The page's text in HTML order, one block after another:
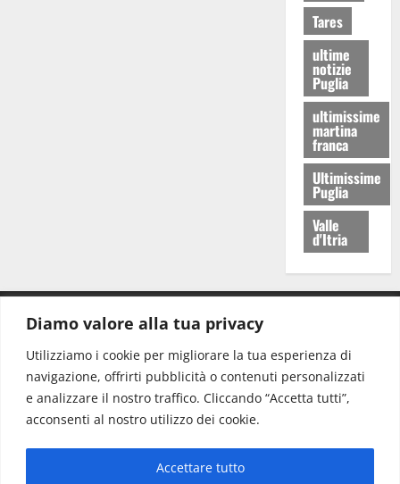
Diamo valore alla tua privacy
Utilizziamo i cookie per migliorare la tua esperienza di
navigazione, offrirti pubblicità o contenuti personalizzati
e analizzare il nostro traffico. Cliccando “Accetta tutti”,
acconsenti al nostro utilizzo dei cookie.
Accettare tutto
Tares
ultime
notizie
Puglia
ultimissime
martina
franca
Ultimissime
Puglia
Valle
d'Itria
Redazione: redazione@www.martinasera.it
Direttore:direttore@www.martinasera.it
Info & Commerciale:info@www.martinasera.it